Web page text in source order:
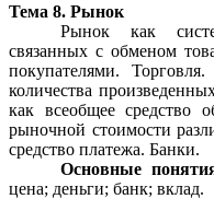
Тема 8. Рынок
Рынок как
связанных с обменом
покупателями.
количества
как всеобщее средство
рыночной стоимости
средство платежа. Банки.
Основные
цена; деньги; банк; вклад.